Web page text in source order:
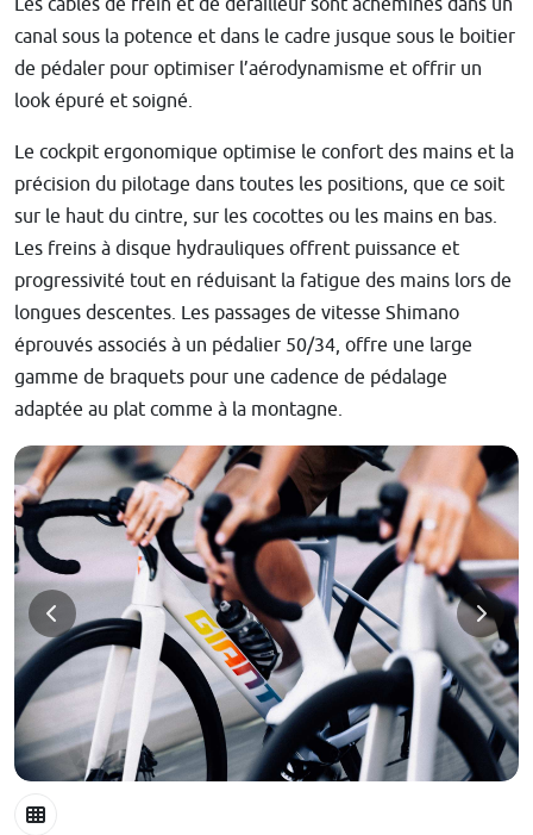
canal sous la potence et dans le cadre jusque sous le boitier
de pédaler pour optimiser l’aérodynamisme et offrir un
look épuré et soigné.
Le cockpit ergonomique optimise le confort des mains et la
précision du pilotage dans toutes les positions, que ce soit
sur le haut du cintre, sur les cocottes ou les mains en bas.
Les freins à disque hydrauliques offrent puissance et
progressivité tout en réduisant la fatigue des mains lors de
longues descentes. Les passages de vitesse Shimano
éprouvés associés à un pédalier 50/34, offre une large
gamme de braquets pour une cadence de pédalage
adaptée au plat comme à la montagne.